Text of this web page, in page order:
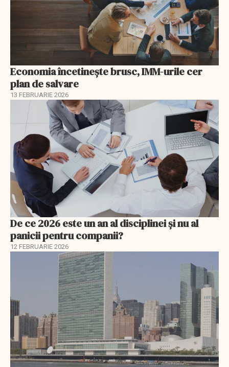
Economia încetinește brusc, IMM-urile cer
plan de salvare
13 FEBRUARIE 2026
De ce 2026 este un an al disciplinei și nu al
panicii pentru companii?
12 FEBRUARIE 2026